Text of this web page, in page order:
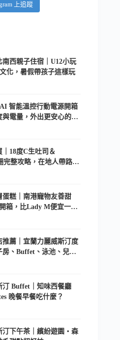
上追蹤
南西親子住宿｜U12小玩
化，暑假帶孩子這樣玩
智能溫控行動電源開箱
與電量，外出更安心的
電源
18度C生吐司＆
完整攻略，在地人帶路這
蛋糕｜南港寵物友善甜
箱，比Lady M便宜一半
推薦｜宜蘭力麗威斯汀度
房、Buffet、泳池、兒童
電
汀 Buffet｜知味西餐廳
晚餐早餐吃什麼？
汀下午茶｜繽紛遊園・森